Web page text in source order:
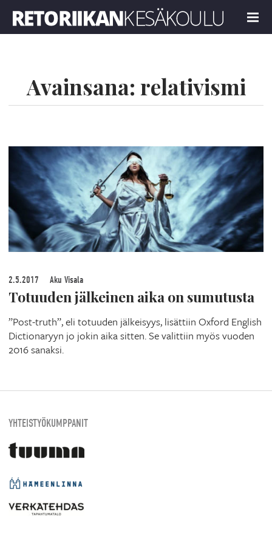
MENU
Avainsana: relativismi
2.5.2017 Aku Visala
Totuuden jälkeinen aika on sumutusta
”Post-truth”, eli totuuden jälkeisyys, lisättiin Oxford English
Dictionaryyn jo jokin aika sitten. Se valittiin myös vuoden
2016 sanaksi.
YHTEISTYÖKUMPPANIT